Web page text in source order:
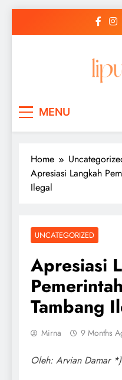
MENU
Home
Apresiasi Langkah
Ilegal
UNCATEGORIZED
Apresiasi
Tambang
Mirna 9 Months
Oleh: Arvian Damar *)